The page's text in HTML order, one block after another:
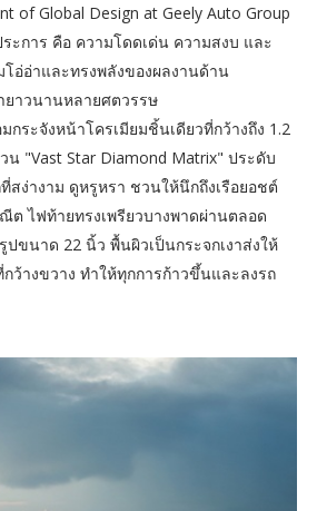
of Global Design at Geely Auto Group
ะการ คือ ความโดดเด่น ความสงบ และ
อ่อ่าและทรงพลังของผลงานด้าน
ยาวนานหลายศตวรรษ
ระจังหน้าโครเมียมชิ้นเดียวที่กว้างถึง 1.2
น "Vast Star Diamond Matrix" ประดับ
สง่างาม ดูหรูหรา ชวนให้นึกถึงเรือยอชต์
ต ไฟท้ายทรงเพรียวบางพาดผ่านตลอด
ขนาด 22 นิ้ว พื้นผิวเป็นกระจกเงาส่งให้
างขวาง ทำให้ทุกการก้าวขึ้นและลงรถ